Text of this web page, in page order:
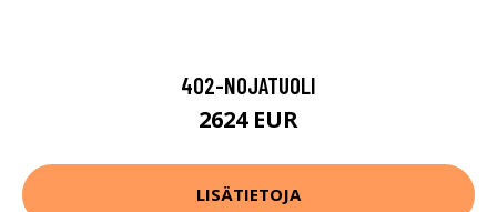
402-NOJATUOLI
2624 EUR
LISÄTIETOJA